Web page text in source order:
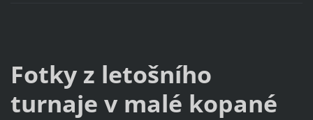
Fotky z letošního
turnaje v malé kopané